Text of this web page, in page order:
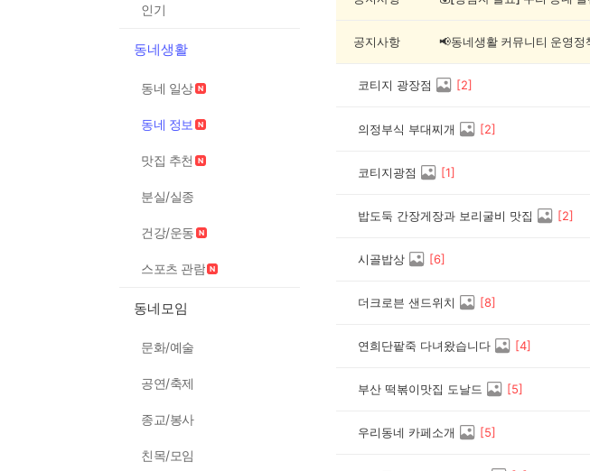
인기
동네생활
동네 일상
동네 정보
맛집 추천
분실/실종
건강/운동
스포츠 관람
동네모임
문화/예술
공연/축제
종교/봉사
친목/모임
공지사항 📢동네생활 커뮤니티 운영
코티지 광장점 [2]
의정부식 부대찌개 [2]
코티지광점 [1]
밥도둑 간장게장과 보리굴비 맛집 [2]
시골밥상 [6]
더크로븐 샌드위치 [8]
연희단팥죽 다녀왔습니다 [4]
부산 떡볶이맛집 도날드 [5]
우리동네 카페소개 [5]